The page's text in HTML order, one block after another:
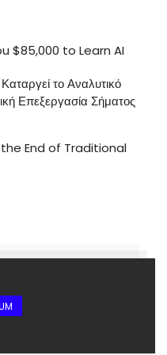
$85,000 to Learn AI
το Αναλυτικό
Επεξεργασία Σήματος
End of Traditional